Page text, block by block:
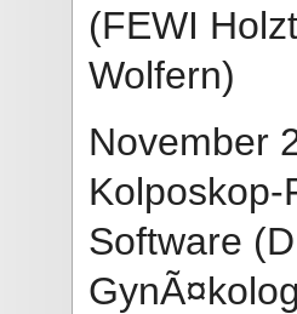
(FEWI
Wolfern)
November
Software